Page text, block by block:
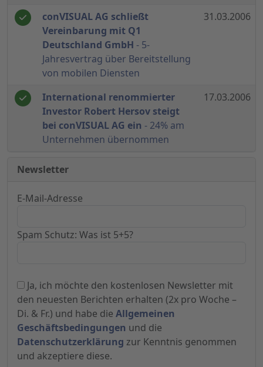
conVISUAL AG schließt
Vereinbarung mit Q1
Deutschland GmbH - 5-
Jahresvertrag über Bereitstellung
von mobilen Diensten
31.03.2006
International renommierter
Investor Robert Hersov steigt
bei conVISUAL AG ein - 24% am
Unternehmen übernommen
17.03.2006
Newsletter
E-Mail-Adresse
Spam Schutz: Was ist 5+5?
Ja, ich möchte den kostenlosen Newsletter mit
den neuesten Berichten erhalten (2x pro Woche –
Di. & Fr.) und habe die Allgemeinen
Geschäftsbedingungen und die
Datenschutzerklärung zur Kenntnis genommen
und akzeptiere diese.